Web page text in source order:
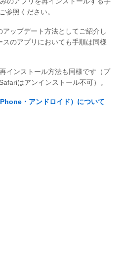
参照ください。
ップデート方法としてご紹介し
のアプリにおいても手順は同様
インストール方法も同様です（プ
はアンインストール不可）。
・アンドロイド）について